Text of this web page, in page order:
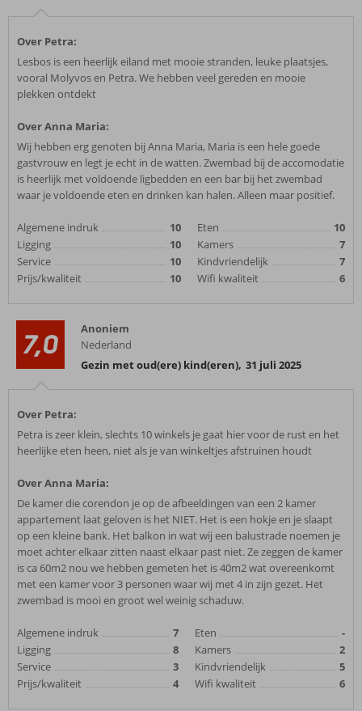
Over Petra:
Lesbos is een heerlijk eiland met mooie stranden, leuke plaatsjes,
vooral Molyvos en Petra. We hebben veel gereden en mooie
plekken ontdekt
Over Anna Maria:
Wij hebben erg genoten bij Anna Maria, Maria is een hele goede
gastvrouw en legt je echt in de watten. Zwembad bij de accomodatie
is heerlijk met voldoende ligbedden en een bar bij het zwembad
waar je voldoende eten en drinken kan halen. Alleen maar positief.
Algemene indruk
10
Ligging
10
Service
10
Prijs/kwaliteit
10
Eten
10
Kamers
7
Kindvriendelijk
7
Wifi kwaliteit
6
7,0
Anoniem
Nederland
Gezin met oud(ere) kind(eren), 31 juli 2025
Over Petra:
Petra is zeer klein, slechts 10 winkels je gaat hier voor de rust en het
heerlijke eten heen, niet als je van winkeltjes afstruinen houdt
Over Anna Maria:
De kamer die corendon je op de afbeeldingen van een 2 kamer
appartement laat geloven is het NIET. Het is een hokje en je slaapt
op een kleine bank. Het balkon in wat wij een balustrade noemen je
moet achter elkaar zitten naast elkaar past niet. Ze zeggen de kamer
is ca 60m2 nou we hebben gemeten het is 40m2 wat overeenkomt
met een kamer voor 3 personen waar wij met 4 in zijn gezet. Het
zwembad is mooi en groot wel weinig schaduw.
Algemene indruk
7
Ligging
8
Service
3
Prijs/kwaliteit
4
Eten
-
Kamers
2
Kindvriendelijk
5
Wifi kwaliteit
6